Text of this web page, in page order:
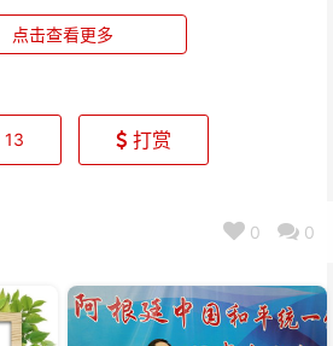
点击查看更多
13 打赏
0 0